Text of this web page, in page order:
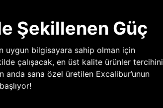
Şekillenen Güç
uygun bilgisayara sahip olman için
çalışacak, en üst kalite ürünler tercihini
anda sana özel üretilen Excalibur’unun